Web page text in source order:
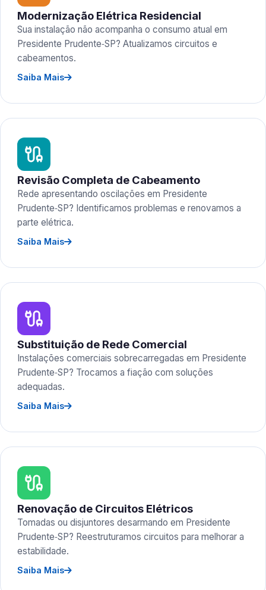
Modernização Elétrica Residencial
Sua instalação não acompanha o consumo atual em
Presidente Prudente‑SP? Atualizamos circuitos e
cabeamentos.
Saiba Mais
Revisão Completa de Cabeamento
Rede apresentando oscilações em Presidente
Prudente‑SP? Identificamos problemas e renovamos a
parte elétrica.
Saiba Mais
Substituição de Rede Comercial
Instalações comerciais sobrecarregadas em Presidente
Prudente‑SP? Trocamos a fiação com soluções
adequadas.
Saiba Mais
Renovação de Circuitos Elétricos
Tomadas ou disjuntores desarmando em Presidente
Prudente‑SP? Reestruturamos circuitos para melhorar a
estabilidade.
Saiba Mais